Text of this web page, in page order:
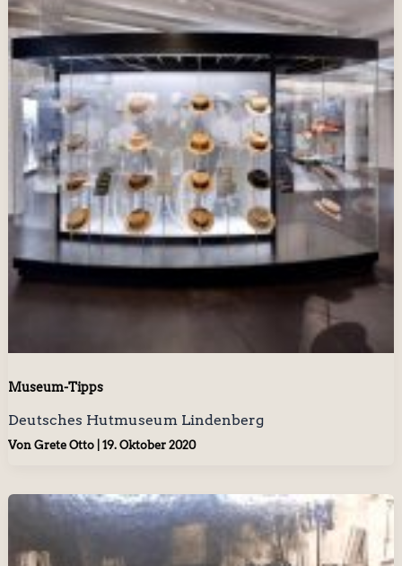
Museum-Tipps
Deutsches Hutmuseum Lindenberg
Von Grete Otto 19. Oktober 2020